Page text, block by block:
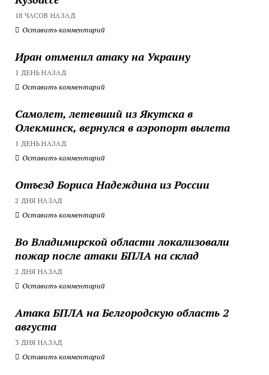
18 ЧАСОВ НАЗАД
Оставить комментарий
Иран отменил атаку на Украину
1 ДЕНЬ НАЗАД
Оставить комментарий
Самолет, летевший из Якутска в
Олекминск, вернулся в аэропорт вылета
1 ДЕНЬ НАЗАД
Оставить комментарий
Отъезд Бориса Надеждина из России
2 ДНЯ НАЗАД
Оставить комментарий
Во Владимирской области локализовали
пожар после атаки БПЛА на склад
2 ДНЯ НАЗАД
Оставить комментарий
Атака БПЛА на Белгородскую область 2
августа
3 ДНЯ НАЗАД
Оставить комментарий